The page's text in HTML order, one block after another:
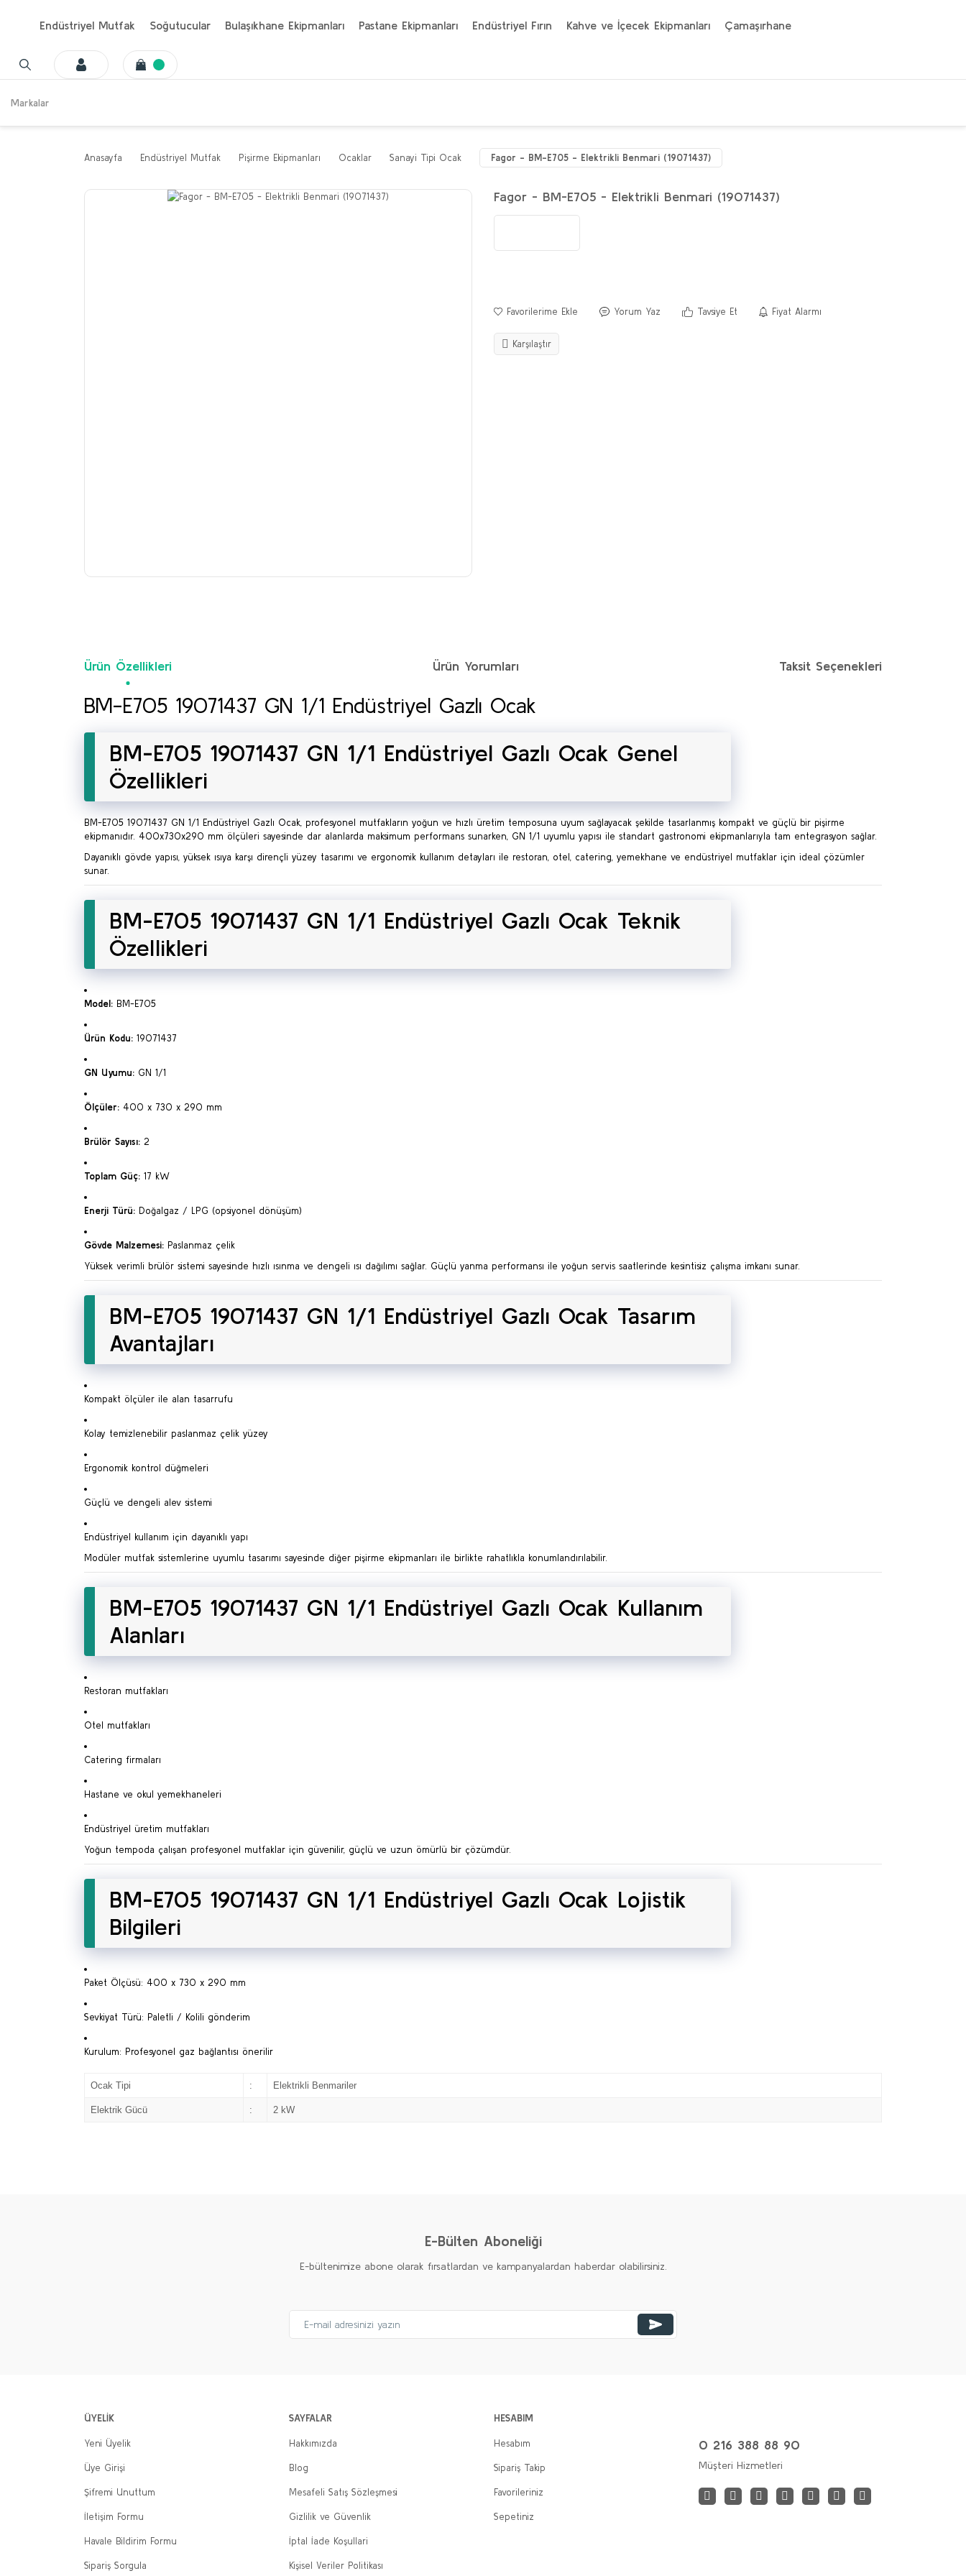
Endüstriyel Mutfak Soğutucular Bulaşıkhane Ekipmanları Pastane Ekipmanları Endüstriyel Fırın Kahve ve İçecek Ekipmanları Çamaşırhane
Markalar
Anasayfa Endüstriyel Mutfak Pişirme Ekipmanları Ocaklar Sanayi Tipi Ocak Fagor - BM-E705 - Elektrikli Benmari (19071437)
Fagor - BM-E705 - Elektrikli Benmari (19071437)
Yorum Yaz Tavsiye Et Fiyat Alarmı
Karşılaştır
Ürün Özellikleri Ürün Yorumları Taksit Seçenekleri
BM-E705 19071437 GN 1/1 Endüstriyel Gazlı Ocak
BM-E705 19071437 GN 1/1 Endüstriyel Gazlı Ocak Genel
Özellikleri
BM-E705 19071437 GN 1/1 Endüstriyel Gazlı Ocak, profesyonel mutfakların yoğun ve hızlı üretim temposuna uyum sağlayacak şekilde tasarlanmış kompakt ve güçlü bir pişirme
ekipmanıdır. 400x730x290 mm ölçüleri sayesinde dar alanlarda maksimum performans sunarken, GN 1/1 uyumlu yapısı ile standart gastronomi ekipmanlarıyla tam entegrasyon sağlar.
Dayanıklı gövde yapısı, yüksek ısıya karşı dirençli yüzey tasarımı ve ergonomik kullanım detayları ile restoran, otel, catering, yemekhane ve endüstriyel mutfaklar için ideal çözümler
sunar.
BM-E705 19071437 GN 1/1 Endüstriyel Gazlı Ocak Teknik
Özellikleri
Model: BM-E705
Ürün Kodu: 19071437
GN Uyumu: GN 1/1
Ölçüler: 400 x 730 x 290 mm
Brülör Sayısı: 2
Toplam Güç: 17 kW
Enerji Türü: Doğalgaz / LPG (opsiyonel dönüşüm)
Gövde Malzemesi: Paslanmaz çelik
Yüksek verimli brülör sistemi sayesinde hızlı ısınma ve dengeli ısı dağılımı sağlar. Güçlü yanma performansı ile yoğun servis saatlerinde kesintisiz çalışma imkanı sunar.
BM-E705 19071437 GN 1/1 Endüstriyel Gazlı Ocak Tasarım
Avantajları
Kompakt ölçüler ile alan tasarrufu
Kolay temizlenebilir paslanmaz çelik yüzey
Ergonomik kontrol düğmeleri
Güçlü ve dengeli alev sistemi
Endüstriyel kullanım için dayanıklı yapı
Modüler mutfak sistemlerine uyumlu tasarımı sayesinde diğer pişirme ekipmanları ile birlikte rahatlıkla konumlandırılabilir.
BM-E705 19071437 GN 1/1 Endüstriyel Gazlı Ocak Kullanım
Alanları
Restoran mutfakları
Otel mutfakları
Catering firmaları
Hastane ve okul yemekhaneleri
Endüstriyel üretim mutfakları
Yoğun tempoda çalışan profesyonel mutfaklar için güvenilir, güçlü ve uzun ömürlü bir çözümdür.
BM-E705 19071437 GN 1/1 Endüstriyel Gazlı Ocak Lojistik
Bilgileri
Paket Ölçüsü: 400 x 730 x 290 mm
Sevkiyat Türü: Paletli / Kolili gönderim
Kurulum: Profesyonel gaz bağlantısı önerilir
Ocak Tipi : Elektrikli Benmariler
Elektrik Gücü : 2 kW
E-Bülten Aboneliği
E-bültenimize abone olarak fırsatlardan ve kampanyalardan haberdar olabilirsiniz.
ÜYELİK
Yeni Üyelik
Üye Girişi
Şifremi Unuttum
İletişim Formu
Havale Bildirim Formu
Sipariş Sorgula
SAYFALAR
Hakkımızda
Blog
Mesafeli Satış Sözleşmesi
Gizlilik ve Güvenlik
İptal İade Koşullari
Kişisel Veriler Politikası
HESABIM
Hesabım
Sipariş Takip
Favorileriniz
Sepetiniz
0 216 388 88 90
Müşteri Hizmetleri